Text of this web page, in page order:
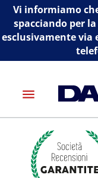
Vi informiamo
spacciando per
esclusivamente via
menu